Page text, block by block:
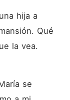
hija a
Qué
la vea.
se